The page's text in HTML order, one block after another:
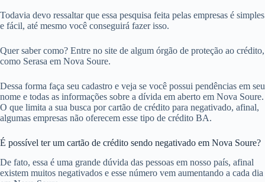
Todavia devo ressaltar que essa pesquisa feita pelas empresas é simples
e fácil, até mesmo você conseguirá fazer isso.
Quer saber como? Entre no site de algum órgão de proteção ao crédito,
como Serasa em Nova Soure.
Dessa forma faça seu cadastro e veja se você possui pendências em seu
nome e todas as informações sobre a dívida em aberto em Nova Soure.
O que limita a sua busca por cartão de crédito para negativado, afinal,
algumas empresas não oferecem esse tipo de crédito BA.
É possível ter um cartão de crédito sendo negativado em Nova Soure?
De fato, essa é uma grande dúvida das pessoas em nosso país, afinal
existem muitos negativados e esse número vem aumentando a cada dia